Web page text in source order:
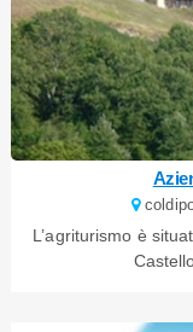
L’agriturismo è